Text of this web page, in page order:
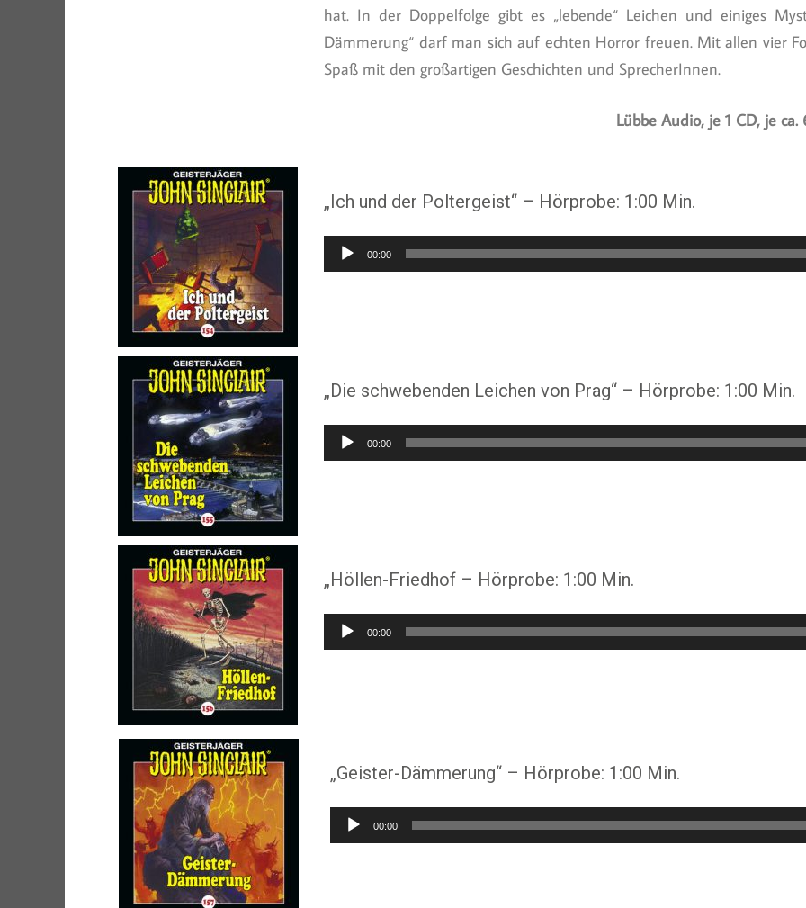
hat. In der Doppelfolge gibt es „lebende“ Leichen und einiges
Dämmerung“ darf man sich auf echten Horror freuen. Mit allen vier
Spaß mit den großartigen Geschichten und SprecherInnen.
Lübbe Audio, je 1 CD, je
„Ich und der Poltergeist“ – Hörprobe: 1:00 Min.
Audio-
Player
00:00
„Die schwebenden Leichen von Prag“ – Hörprobe: 1:00 Min.
Audio-
Player
00:00
„Höllen-Friedhof – Hörprobe: 1:00 Min.
Audio-
Player
00:00
„Geister-Dämmerung“ – Hörprobe: 1:00 Min.
Audio-
Player
00:00